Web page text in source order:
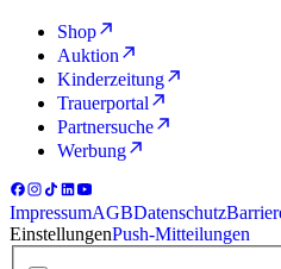
Shop
Auktion
Kinderzeitung
Trauerportal
Partnersuche
Werbung
ImpressumAGBDatenschutz
EinstellungenPush-Mitteilungen